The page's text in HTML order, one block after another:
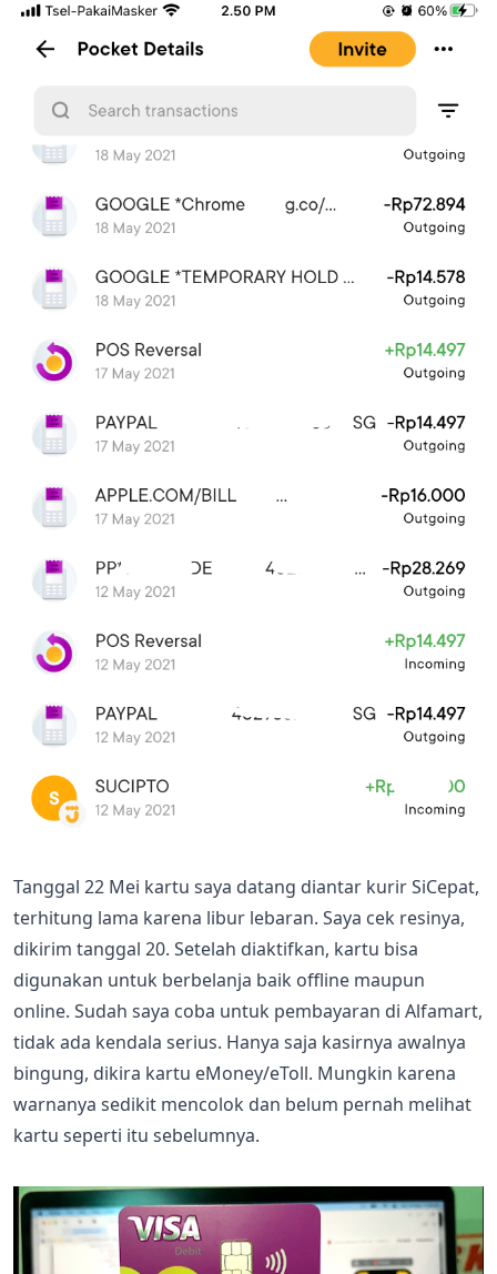
Tanggal 22 Mei kartu saya datang diantar kurir SiCepat,
terhitung lama karena libur lebaran. Saya cek resinya,
dikirim tanggal 20. Setelah diaktifkan, kartu bisa
digunakan untuk berbelanja baik offline maupun
online. Sudah saya coba untuk pembayaran di Alfamart,
tidak ada kendala serius. Hanya saja kasirnya awalnya
bingung, dikira kartu eMoney/eToll. Mungkin karena
warnanya sedikit mencolok dan belum pernah melihat
kartu seperti itu sebelumnya.